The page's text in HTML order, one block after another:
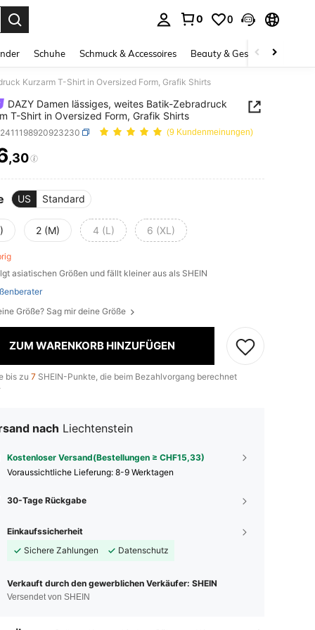
0 0
Schuhe Schmuck & Accessoires Beauty & Gesundheit
Kurzarm T-Shirt in Oversized Form, Grafik Shirts
DAZY Damen lässiges, weites Batik-Zebradruck
T-Shirt in Oversized Form, Grafik Shirts
(9 Kundenmeinungen)
AND AVAILABILITY
,30
US Standard
2 (M) 4 (L) 6 (XL)
asiatischen Größen und fällt kleiner aus als SHEIN
Größe? Sag mir deine Größe
ZUM WARENKORB HINZUFÜGEN
bis zu 7 SHEIN-Punkte, die beim Bezahlvorgang berechnet
nach Liechtenstein
Kostenloser Versand(Bestellungen ≥ CHF15,33)
Voraussichtliche Lieferung: 8-9 Werktagen
30-Tage Rückgabe
Einkaufssicherheit
Sichere Zahlungen
Datenschutz
Verkauft durch den gewerblichen Verkäufer: SHEIN
Versendet von SHEIN